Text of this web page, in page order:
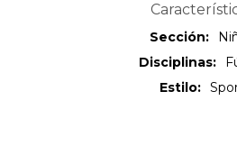
Sección
Disciplinas
Estilo